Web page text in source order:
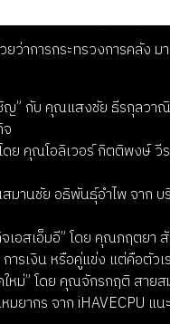
ว่าการกระทรวงการคลัง
ญ” กับ คุณแสงชัย ธีรกุลว
ย คุณโอลิเวอร์ กิตติพงษ์ วี
านชัย อธิพันธุ์อำไพ จาก
เอสเอ็มอี” โดย คุณภฤตย
รเงิน หรือคู่แข่ง แต่คือตัวเ
หม่” โดย คุณจักรกฤติ สาย
ากร จาก iHAVECPU แ